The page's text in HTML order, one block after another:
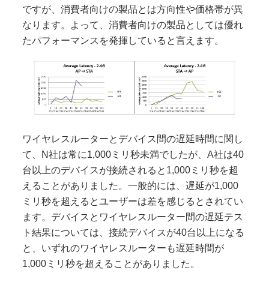
ですが、消費者向けの製品とは方向性や価格帯が異
なります。よって、消費者向けの製品としては優れ
たパフォーマンスを発揮していると言えます。
ワイヤレスルーターとデバイス間の遅延時間に関し
て、N社は常に1,000ミリ秒未満でしたが、A社は40
台以上のデバイスが接続されると1,000ミリ秒を超
えることがありました。一般的には、遅延が1,000
ミリ秒を超えるとユーザーは差を感じるとされてい
ます。デバイスとワイヤレスルーター間の遅延テス
ト結果については、接続デバイスが40台以上になる
と、いずれのワイヤレスルーターも遅延時間が
1,000ミリ秒を超えることがありました。